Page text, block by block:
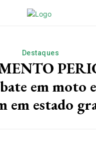
Destaques
em moto
em estado